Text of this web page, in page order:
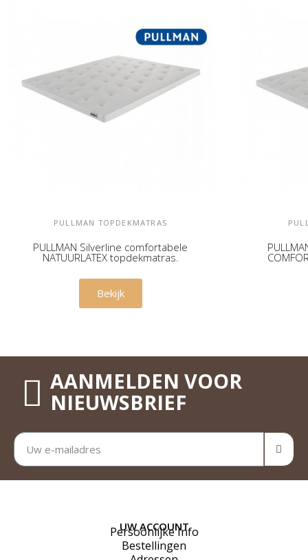
PULLMAN TOPDEKMATRAS
PULLMAN Silverline comfortabele
NATUURLATEX topdekmatras.
€ 539,00
Bekijk
AANMELDEN VOOR
NIEUWSBRIEF
UW ACCOUNT
Persoonlijke Info
Bestellingen